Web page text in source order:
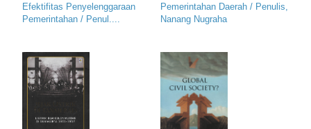
Efektifitas Penyelenggaraan
Pemerintahan / Penul....
Pemerintahan Daerah / Penulis,
Nanang Nugraha